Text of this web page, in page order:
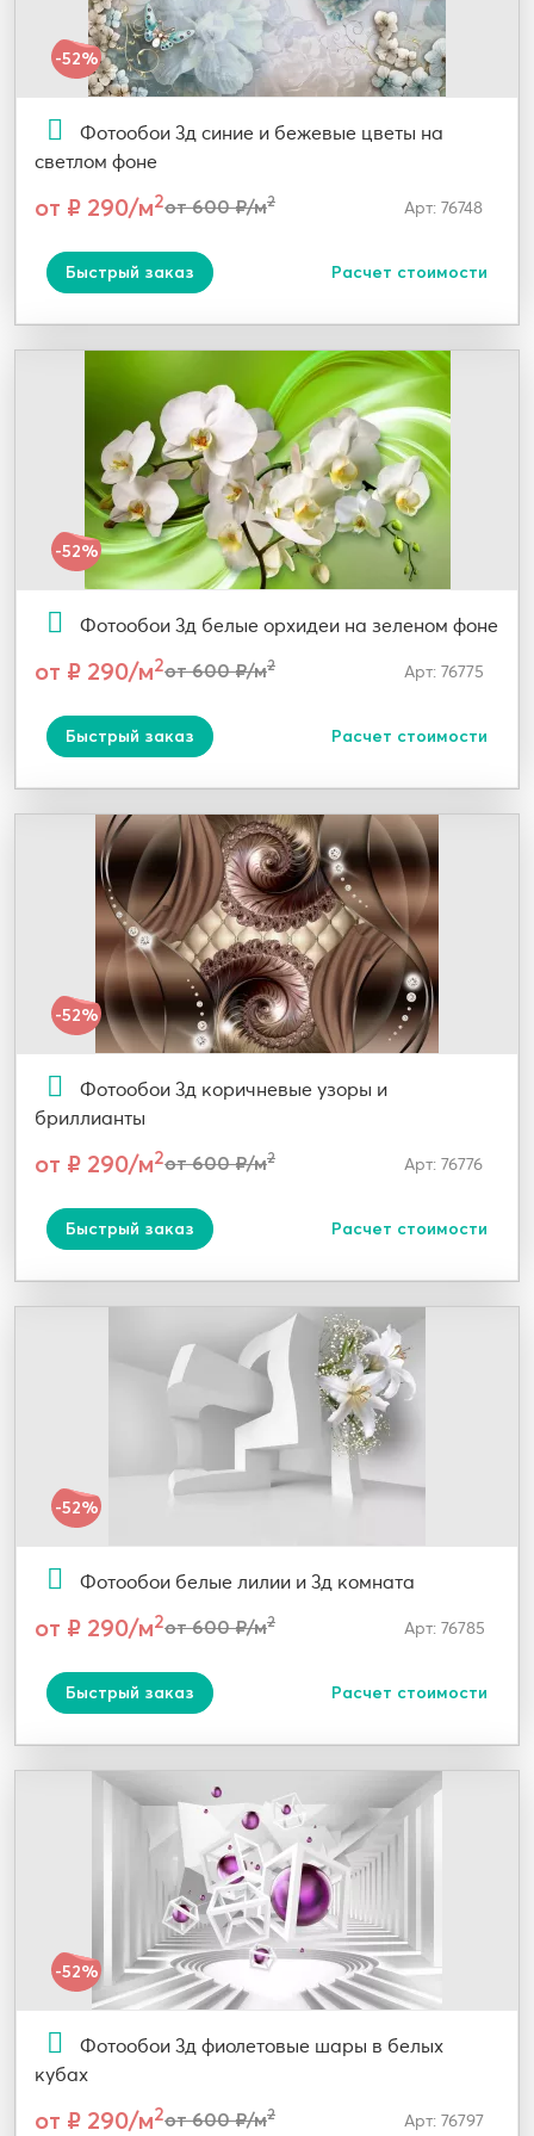
-52%
Фотообои 3д синие и бежевые цветы на
светлом фоне
от ₽ 290/м2от 600 ₽/м2 Арт: 76748
Быстрый заказ Расчет стоимости
-52%
Фотообои 3д белые орхидеи на зеленом фоне
от ₽ 290/м2от 600 ₽/м2 Арт: 76775
Быстрый заказ Расчет стоимости
-52%
Фотообои 3д коричневые узоры и
бриллианты
от ₽ 290/м2от 600 ₽/м2 Арт: 76776
Быстрый заказ Расчет стоимости
-52%
Фотообои белые лилии и 3д комната
от ₽ 290/м2от 600 ₽/м2 Арт: 76785
Быстрый заказ Расчет стоимости
-52%
Фотообои 3д фиолетовые шары в белых
кубах
от ₽ 290/м2от 600 ₽/м2 Арт: 76797